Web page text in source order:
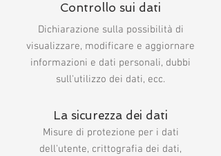
Controllo sui dati
Dichiarazione sulla possibilità di
visualizzare, modificare e aggiornare
informazioni e dati personali, dubbi
sull'utilizzo dei dati, ecc.
La sicurezza dei dati
Misure di protezione per i dati
dell'utente, crittografia dei dati,